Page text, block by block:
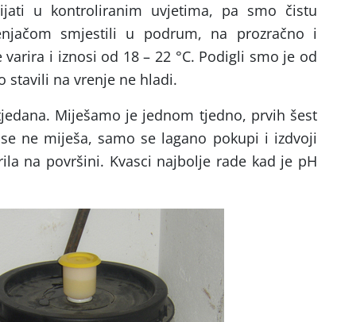
u kontroliranim uvjetima, pa smo čistu
smjestili u podrum, na prozračno i
i iznosi od 18 – 22 °C. Podigli smo je od
stavili na vrenje ne hladi.
Miješamo je jednom tjedno, prvih šest
ne miješa, samo se lagano pokupi i izdvoji
na površini. Kvasci najbolje rade kad je pH